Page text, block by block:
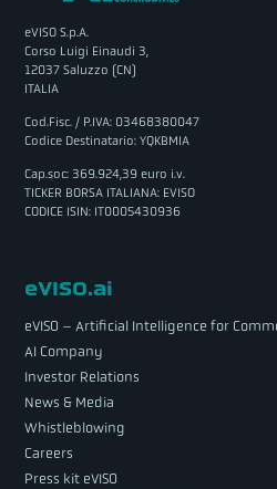
eVISO S.p.A.
Corso Luigi Einaudi 3,
12037 Saluzzo (CN)
ITALIA
Cod.Fisc. / P.IVA: 03468380047
Codice Destinatario: YQKBMIA
Cap.soc: 369.924,39 euro i.v.
TICKER BORSA ITALIANA: EVISO
CODICE ISIN: IT0005430936
eVISO.ai
eVISO – Artificial Intelligence for
AI Company
Investor Relations
News & Media
Whistleblowing
Careers
Press kit eVISO